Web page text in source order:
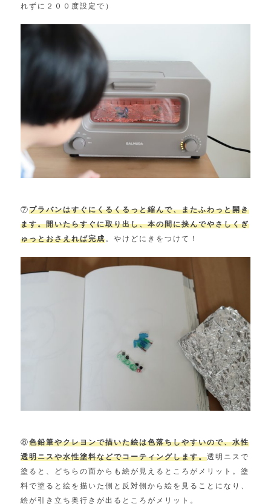
れずに２００度設定で）
⑦プラバンはすぐにくるくるっと縮んで、またふわっと開き
ます。開いたらすぐに取り出し、本の間に挟んでやさしくぎ
ゅっとおさえれば完成。やけどにきをつけて！
⑧色鉛筆やクレヨンで描いた絵は色落ちしやすいので、水性
透明ニスや水性塗料などでコーティングします。透明ニスで
塗ると、どちらの面からも絵が見えるところがメリット。塗
料で塗ると絵を描いた側と反対側から絵を見ることになり、
絵が引き立ち奥行きが出るところがメリット。